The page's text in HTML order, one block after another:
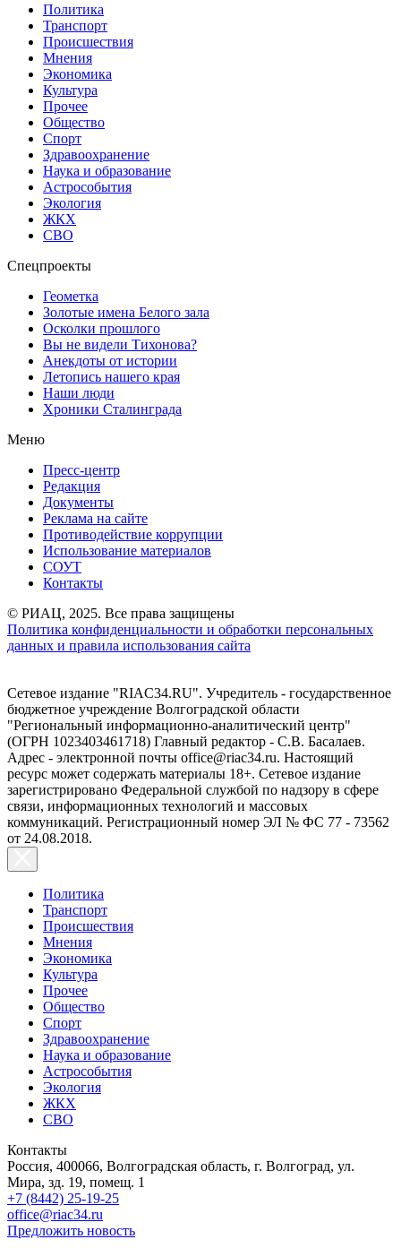
Политика
Транспорт
Происшествия
Мнения
Экономика
Культура
Прочее
Общество
Спорт
Здравоохранение
Наука и образование
Астрособытия
Экология
ЖКХ
СВО
Спецпроекты
Геометка
Золотые имена Белого зала
Осколки прошлого
Вы не видели Тихонова?
Анекдоты от истории
Летопись нашего края
Наши люди
Хроники Сталинграда
Меню
Пресс-центр
Редакция
Документы
Реклама на сайте
Противодействие коррупции
Использование материалов
СОУТ
Контакты
© РИАЦ, 2025. Все права защищены
Политика конфиденциальности и обработки персональных
данных и правила использования сайта
Сетевое издание "RIAC34.RU". Учредитель - государственное
бюджетное учреждение Волгоградской области
"Региональный информационно-аналитический центр"
(ОГРН 1023403461718) Главный редактор - С.В. Басалаев.
Адрес - электронной почты office@riac34.ru. Настоящий
ресурс может содержать материалы 18+. Сетевое издание
зарегистрировано Федеральной службой по надзору в сфере
связи, информационных технологий и массовых
коммуникаций. Регистрационный номер ЭЛ № ФС 77 - 73562
от 24.08.2018.
Политика
Транспорт
Происшествия
Мнения
Экономика
Культура
Прочее
Общество
Спорт
Здравоохранение
Наука и образование
Астрособытия
Экология
ЖКХ
СВО
Контакты
Россия, 400066, Волгоградская область, г. Волгоград, ул.
Мира, зд. 19, помещ. 1
+7 (8442) 25-19-25
office@riac34.ru
Предложить новость